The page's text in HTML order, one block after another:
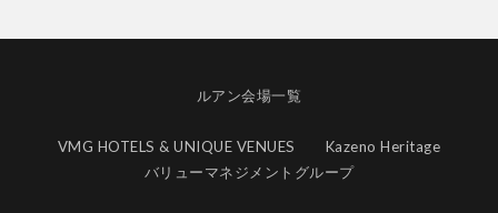
ルアン会場一覧
VMG HOTELS & UNIQUE VENUES
Kazeno Heritage
バリューマネジメントグループ